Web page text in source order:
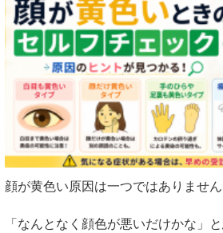
顔が黄色い原因は一つではありません
「なんとなく顔色が悪いだけかな」